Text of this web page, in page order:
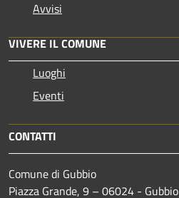
Avvisi
VIVERE IL COMUNE
Luoghi
Eventi
CONTATTI
Comune di Gubbio
Piazza Grande, 9 – 06024 - Gubbio